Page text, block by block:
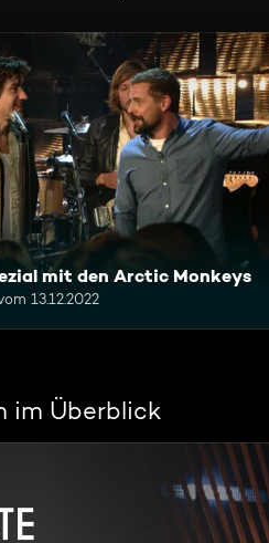
mit den Arctic Monkeys
13.12.2022
im Überblick